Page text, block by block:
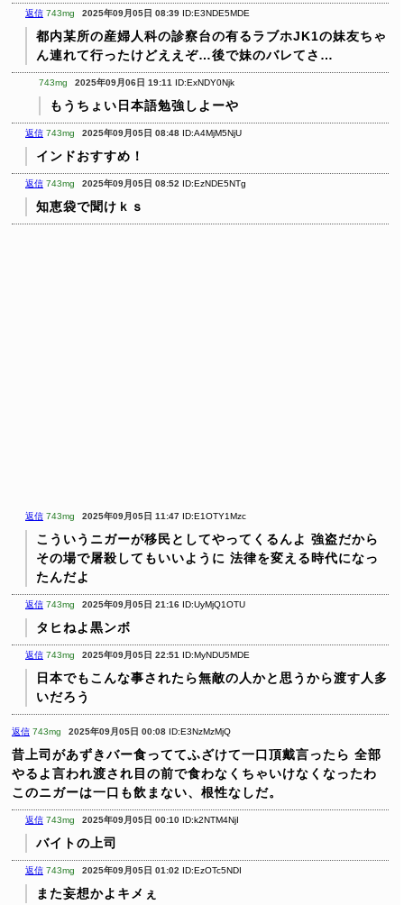
返信 743mg 2025年09月05日 08:39 ID:E3NDE5MDE
都内某所の産婦人科の診察台の有るラブホJK1の妹友ちゃ
ん連れて行ったけどええぞ…後で妹のバレてさ…
743mg 2025年09月06日 19:11 ID:ExNDY0Njk
もうちょい日本語勉強しよーや
返信 743mg 2025年09月05日 08:48 ID:A4MjM5NjU
インドおすすめ！
返信 743mg 2025年09月05日 08:52 ID:EzNDE5NTg
知恵袋で聞けｋｓ
返信 743mg 2025年09月05日 11:47 ID:E1OTY1Mzc
こういうニガーが移民としてやってくるんよ 強盗だから
その場で屠殺してもいいように 法律を変える時代になっ
たんだよ
返信 743mg 2025年09月05日 21:16 ID:UyMjQ1OTU
タヒねよ黒ンボ
返信 743mg 2025年09月05日 22:51 ID:MyNDU5MDE
日本でもこんな事されたら無敵の人かと思うから渡す人多
いだろう
返信 743mg 2025年09月05日 00:08 ID:E3NzMzMjQ
昔上司があずきバー食っててふざけて一口頂戴言ったら 全部
やるよ言われ渡され目の前で食わなくちゃいけなくなったわ
このニガーは一口も飲まない、根性なしだ。
返信 743mg 2025年09月05日 00:10 ID:k2NTM4NjI
バイトの上司
返信 743mg 2025年09月05日 01:02 ID:EzOTc5NDI
また妄想かよキメぇ